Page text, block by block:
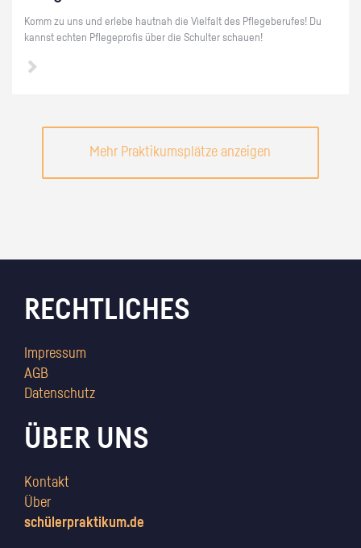
Komm zu uns und er­le­be haut­nah die Viel­falt des Pfle­ge­be­ru­fes! Du
kannst ech­ten Pfle­ge­pro­fis über die Schul­ter schau­en!
Mehr Praktikumsplätze anzeigen
RECHTLICHES
Impressum
AGB
Datenschutz
ÜBER UNS
Kontakt
Über
schülerpraktikum.de